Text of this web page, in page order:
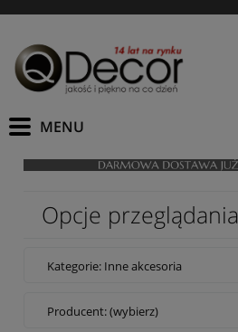
Opcje przeglądania
Kategorie: Inne akcesoria
Producent: (wybierz)